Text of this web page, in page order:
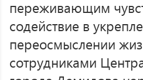
переживающим
содействие в
переосмыслении
сотрудниками